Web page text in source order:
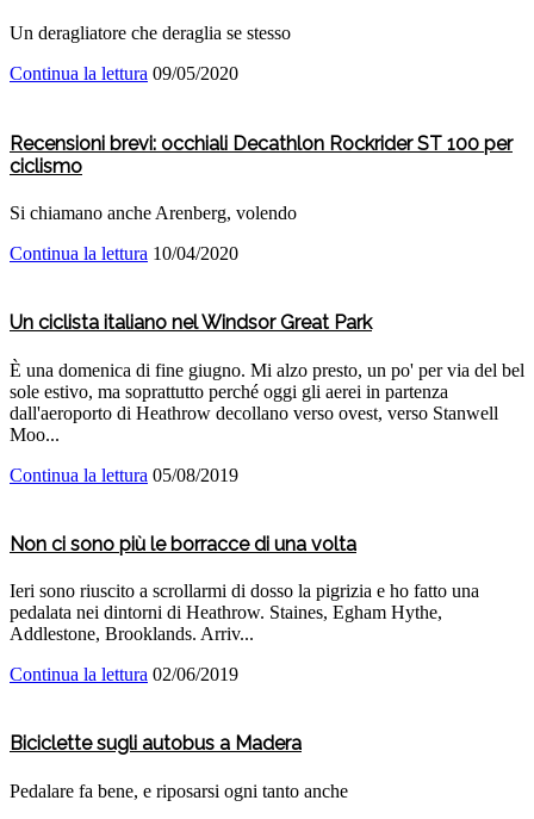
Un deragliatore che deraglia se stesso
Continua la lettura 09/05/2020
Recensioni brevi: occhiali Decathlon Rockrider ST 100 per
ciclismo
Si chiamano anche Arenberg, volendo
Continua la lettura 10/04/2020
Un ciclista italiano nel Windsor Great Park
È una domenica di fine giugno. Mi alzo presto, un po' per via del bel
sole estivo, ma soprattutto perché oggi gli aerei in partenza
dall'aeroporto di Heathrow decollano verso ovest, verso Stanwell
Moo...
Continua la lettura 05/08/2019
Non ci sono più le borracce di una volta
Ieri sono riuscito a scrollarmi di dosso la pigrizia e ho fatto una
pedalata nei dintorni di Heathrow. Staines, Egham Hythe,
Addlestone, Brooklands. Arriv...
Continua la lettura 02/06/2019
Biciclette sugli autobus a Madera
Pedalare fa bene, e riposarsi ogni tanto anche